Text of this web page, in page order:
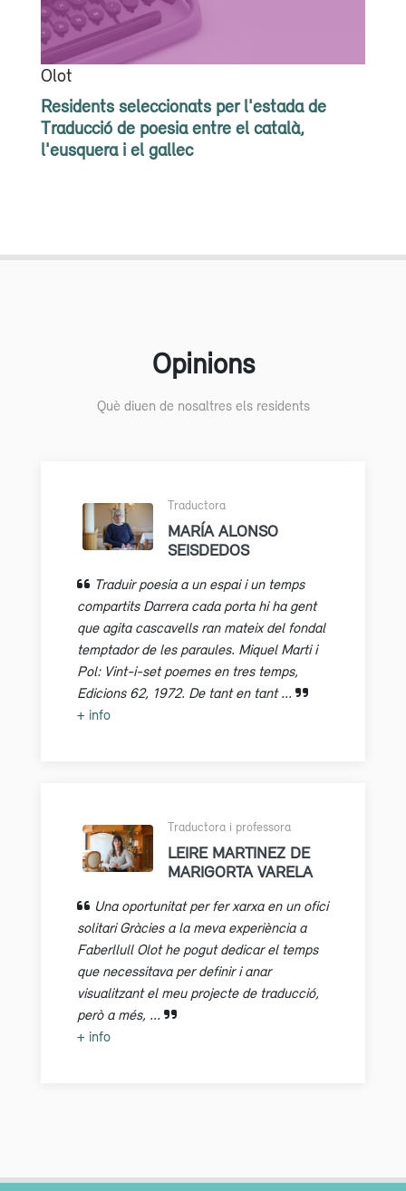
Olot
Residents seleccionats per l'estada de
Traducció de poesia entre el català,
l'eusquera i el gallec
Opinions
Què diuen de nosaltres els residents
Traductora
MARÍA ALONSO
SEISDEDOS
Traduir poesia a un espai i un temps
compartits Darrera cada porta hi ha gent
que agita cascavells ran mateix del fondal
temptador de les paraules. Miquel Marti i
Pol: Vint-i-set poemes en tres temps,
Edicions 62, 1972. De tant en tant ...
+ info
Traductora i professora
LEIRE MARTINEZ DE
MARIGORTA VARELA
Una oportunitat per fer xarxa en un ofici
solitari Gràcies a la meva experiència a
Faberllull Olot he pogut dedicar el temps
que necessitava per definir i anar
visualitzant el meu projecte de traducció,
però a més, ...
+ info